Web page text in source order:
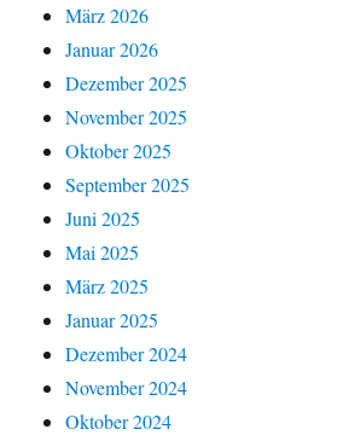
März 2026
Januar 2026
Dezember 2025
November 2025
Oktober 2025
September 2025
Juni 2025
Mai 2025
März 2025
Januar 2025
Dezember 2024
November 2024
Oktober 2024